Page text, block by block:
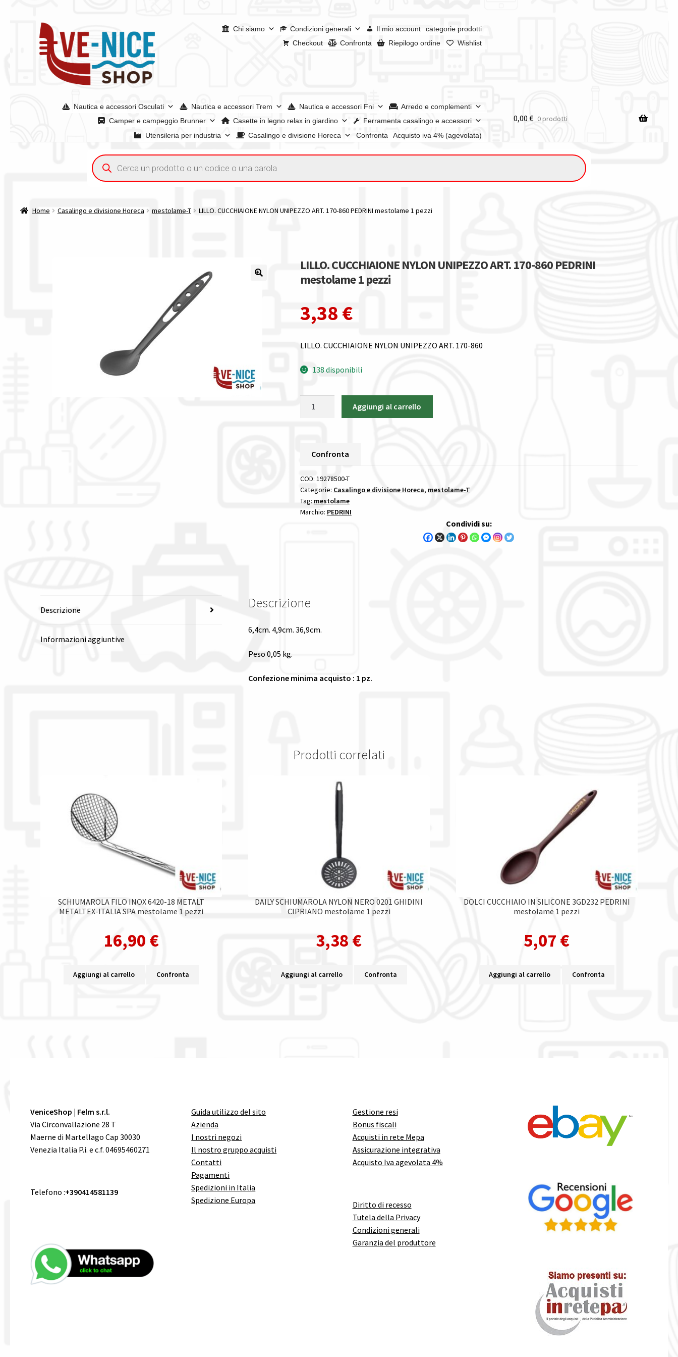
alla
navigazione
contenuto
Chi siamo Condizioni generali Il mio account
categorie prodotti
Checkout
Confronta Riepilogo ordine Wishlist
Nautica e accessori Osculati Nautica e accessori Trem Nautica e accessori Fni
Arredo e complementi
Camper e campeggio Brunner
Casette in legno relax in giardino
Ferramenta casalingo e accessori
Utensileria per industria
Casalingo e divisione Horeca Confronta Acquisto iva 4% (agevolata)
Acquisto iva 4% (agevolata)Chi siamoCondizioni generaliConfrontaConfrontaI nostri negoziRiepilogo ordine
Spedizioni in europaSpedizioni in italiaTutte le categorie dei prodottiWishlistCheckoutIl mio account
0,00 € 0 prodotti
Ricerca
prodotti
Home Casalingo e divisione Horeca mestolame-T LILLO. CUCCHIAIONE NYLON UNIPEZZO ART. 170-860 PEDRINI mestolame 1 pezzi
LILLO. CUCCHIAIONE NYLON UNIPEZZO ART. 170-860 PEDRINI
mestolame 1 pezzi
3,38 €
LILLO. CUCCHIAIONE NYLON UNIPEZZO ART. 170-860
138 disponibili
ART.
860
PEDRINI
mestolame
1
Aggiungi al carrello
Confronta
COD: 19278500-T
Categorie: Casalingo e divisione Horeca, mestolame-T
Tag: mestolame
Marchio: PEDRINI
Condividi su:
Descrizione
Informazioni aggiuntive
Descrizione
6,4cm. 4,9cm. 36,9cm.
Peso 0,05 kg.
Confezione minima acquisto : 1 pz.
Prodotti correlati
SCHIUMAROLA FILO INOX 6420-18 METALT
METALTEX-ITALIA SPA mestolame 1 pezzi
16,90 €
Aggiungi al carrello Confronta
DAILY SCHIUMAROLA NYLON NERO 0201 GHIDINI
CIPRIANO mestolame 1 pezzi
3,38 €
Aggiungi al carrello Confronta
DOLCI CUCCHIAIO IN SILICONE 3GD232 PEDRINI
mestolame 1 pezzi
5,07 €
Aggiungi al carrello Confronta
VeniceShop | Felm s.r.l.
Via Circonvallazione 28 T
Maerne di Martellago Cap 30030
Venezia Italia P.i. e c.f. 04695460271
Telefono :+390414581139
Guida utilizzo del sito
Azienda
I nostri negozi
Il nostro gruppo acquisti
Contatti
Pagamenti
Spedizioni in Italia
Spedizione Europa
Gestione resi
Bonus fiscali
Acquisti in rete Mepa
Assicurazione integrativa
Acquisto Iva agevolata 4%
Diritto di recesso
Tutela della Privacy
Condizioni generali
Garanzia del produttore